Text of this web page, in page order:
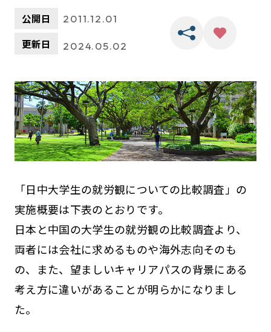
公開日 2011.12.01
更新日 2024.05.02
「日中大学生の就労観についての比較調査」の
実施概要は下表のとおりです。
日本と中国の大学生の就労観の比較調査より、
両者には会社に求めるものや海外志向そのも
の、また、望ましいキャリアパスの背景にある
考え方に違いがあることが明らかになりまし
た。